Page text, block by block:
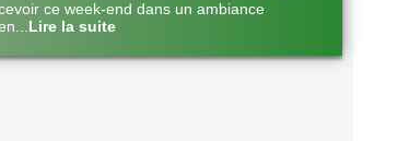
ce week-end dans un ambiance
Lire la suite